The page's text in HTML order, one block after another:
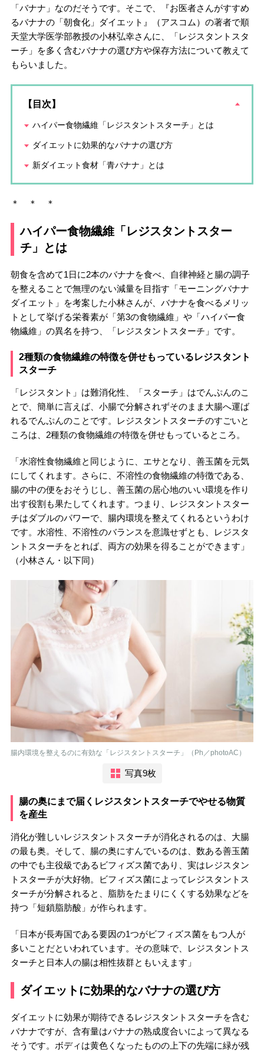
「バナナ」なのだそうです。そこで、『お医者さんがすすめ
るバナナの「朝食化」ダイエット』（アスコム）の著者で順
天堂大学医学部教授の小林弘幸さんに、「レジスタントスタ
ーチ」を多く含むバナナの選び方や保存方法について教えて
もらいました。
【目次】
ハイパー食物繊維「レジスタントスターチ」とは
ダイエットに効果的なバナナの選び方
新ダイエット食材「青バナナ」とは
＊ ＊ ＊
ハイパー食物繊維「レジスタントスター
チ」とは
朝食を含めて1日に2本のバナナを食べ、自律神経と腸の調子
を整えることで無理のない減量を目指す「モーニングバナナ
ダイエット」を考案した小林さんが、バナナを食べるメリッ
トとして挙げる栄養素が「第3の食物繊維」や「ハイパー食
物繊維」の異名を持つ、「レジスタントスターチ」です。
2種類の食物繊維の特徴を併せもっているレジスタント
スターチ
「レジスタント」は難消化性、「スターチ」はでんぷんのこ
とで、簡単に言えば、小腸で分解されずそのまま大腸へ運ば
れるでんぷんのことです。レジスタントスターチのすごいと
ころは、2種類の食物繊維の特徴を併せもっているところ。
「水溶性食物繊維と同じように、エサとなり、善玉菌を元気
にしてくれます。さらに、不溶性の食物繊維の特徴である、
腸の中の便をおそうじし、善玉菌の居心地のいい環境を作り
出す役割も果たしてくれます。つまり、レジスタントスター
チはダブルのパワーで、腸内環境を整えてくれるというわけ
です。水溶性、不溶性のバランスを意識せずとも、レジスタ
ントスターチをとれば、両方の効果を得ることができます」
（小林さん・以下同）
腸内環境を整えるのに有効な「レジスタントスターチ」（Ph／photoAC）
写真9枚
腸の奥にまで届くレジスタントスターチでやせる物質
を産生
消化が難しいレジスタントスターチが消化されるのは、大腸
の最も奥。そして、腸の奥にすんでいるのは、数ある善玉菌
の中でも主役級であるビフィズス菌であり、実はレジスタン
トスターチが大好物。ビフィズス菌によってレジスタントス
ターチが分解されると、脂肪をたまりにくくする効果などを
持つ「短鎖脂肪酸」が作られます。
「日本が長寿国である要因の1つがビフィズス菌をもつ人が
多いことだといわれています。その意味で、レジスタントス
ターチと日本人の腸は相性抜群ともいえます」
ダイエットに効果的なバナナの選び方
ダイエットに効果が期待できるレジスタントスターチを含む
バナナですが、含有量はバナナの熟成度合いによって異なる
そうです。ボディは黄色くなったものの上下の先端に緑が残